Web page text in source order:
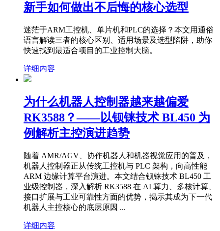
新手如何做出不后悔的核心选型
迷茫于ARM工控机、单片机和PLC的选择？本文用通俗
语言解读三者的核心区别、适用场景及选型陷阱，助你
快速找到最适合项目的工业控制大脑。
详细内容
为什么机器人控制器越来越偏爱
RK3588？——以钡铼技术 BL450 为
例解析主控演进趋势
随着 AMR/AGV、协作机器人和机器视觉应用的普及，
机器人控制器正从传统工控机与 PLC 架构，向高性能
ARM 边缘计算平台演进。本文结合钡铼技术 BL450 工
业级控制器，深入解析 RK3588 在 AI 算力、多核计算、
接口扩展与工业可靠性方面的优势，揭示其成为下一代
机器人主控核心的底层原因 ...
详细内容